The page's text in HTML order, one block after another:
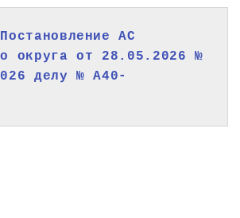
Постановление АС
округа от 28.05.2026 №
делу № А40-